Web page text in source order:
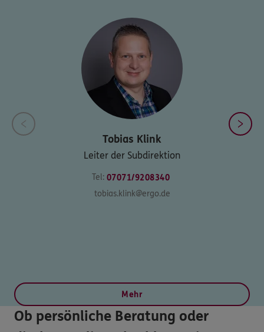
Tobias Klink
Leiter der Subdirektion
Tel: 07071/9208340
tobias.klink@ergo.de
Mehr
Ob persönliche Beratung oder